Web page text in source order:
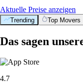
Aktuelle Preise anzeigen
Trending Top Movers
Das sagen
4.7